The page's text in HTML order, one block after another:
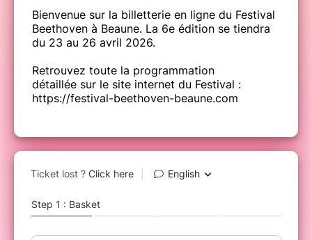
Bienvenue sur la billetterie en ligne du Festival
Beethoven à Beaune. La 6e édition se tiendra
du 23 au 26 avril 2026.
Retrouvez toute la programmation
détaillée sur le site internet du Festival :
https://festival-beethoven-beaune.com